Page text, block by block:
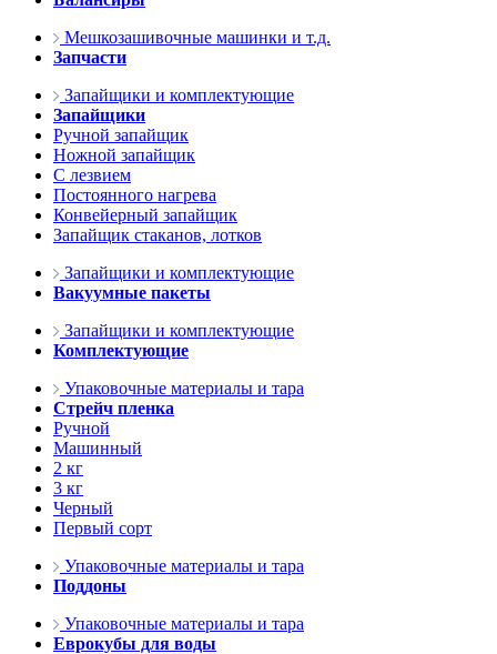
Мешкозашивочные машинки и т.д.
Запчасти
Запайщики и комплектующие
Запайщики
Ручной запайщик
Ножной запайщик
С лезвием
Постоянного нагрева
Конвейерный запайщик
Запайщик стаканов, лотков
Запайщики и комплектующие
Вакуумные пакеты
Запайщики и комплектующие
Комплектующие
Упаковочные материалы и тара
Стрейч пленка
Ручной
Машинный
2 кг
3 кг
Черный
Первый сорт
Упаковочные материалы и тара
Поддоны
Упаковочные материалы и тара
Еврокубы для воды